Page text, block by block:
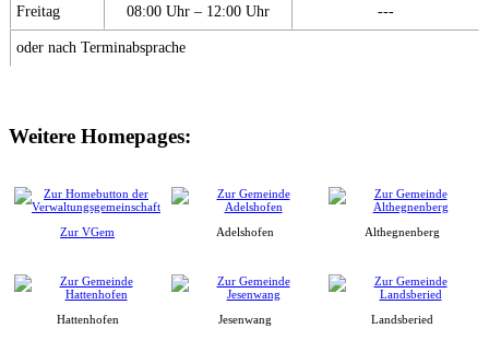
Freitag 08:00 Uhr – 12:00 Uhr ---
oder nach Terminabsprache
Weitere Homepages:
Zur VGem Adelshofen Althegnenberg
Hattenhofen Jesenwang Landsberied